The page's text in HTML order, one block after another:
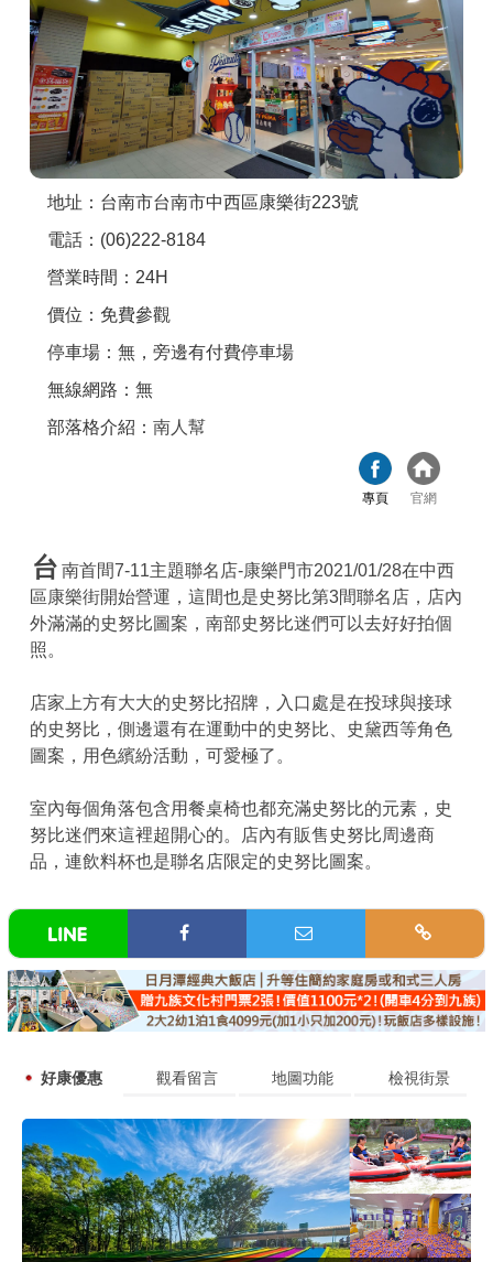
討論區
聯絡我們
APP下載
地址：台南市台南市中西區康樂街223號
電話：(06)222-8184
營業時間：24H
價位：免費參觀
停車場：無，旁邊有付費停車場
無線網路：無
部落格介紹： 南人幫
專頁 官網
台 南首間7-11主題聯名店-康樂門市2021/01/28在中西
區康樂街開始營運，這間也是史努比第3間聯名店，店內
外滿滿的史努比圖案，南部史努比迷們可以去好好拍個
照。
店家上方有大大的史努比招牌，入口處是在投球與接球
的史努比，側邊還有在運動中的史努比、史黛西等角色
圖案，用色繽紛活動，可愛極了。
室內每個角落包含用餐桌椅也都充滿史努比的元素，史
努比迷們來這裡超開心的。店內有販售史努比周邊商
品，連飲料杯也是聯名店限定的史努比圖案。
好康優惠 觀看留言 地圖功能 檢視街景